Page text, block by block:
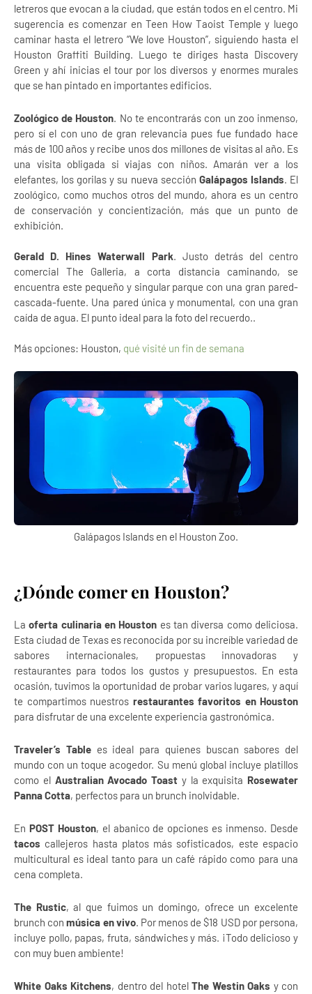
letreros que evocan a la ciudad, que están todos en el centro. Mi
sugerencia es comenzar en Teen How Taoist Temple y luego
caminar hasta el letrero “We love Houston”, siguiendo hasta el
Houston Graffiti Building. Luego te diriges hasta Discovery
Green y ahí inicias el tour por los diversos y enormes murales
que se han pintado en importantes edificios.
Zoológico de Houston. No te encontrarás con un zoo inmenso,
pero sí el con uno de gran relevancia pues fue fundado hace
más de 100 años y recibe unos dos millones de visitas al año. Es
una visita obligada si viajas con niños. Amarán ver a los
elefantes, los gorilas y su nueva sección Galápagos Islands. El
zoológico, como muchos otros del mundo, ahora es un centro
de conservación y concientización, más que un punto de
exhibición.
Gerald D. Hines Waterwall Park. Justo detrás del centro
comercial The Galleria, a corta distancia caminando, se
encuentra este pequeño y singular parque con una gran pared-
cascada-fuente. Una pared única y monumental, con una gran
caída de agua. El punto ideal para la foto del recuerdo..
Más opciones: Houston, qué visité un fin de semana
Galápagos Islands en el Houston Zoo.
¿Dónde comer en Houston?
Laoferta culinaria en Houston es tan diversa como deliciosa.
Esta ciudad de Texas es reconocida por su increíble variedad de
sabores internacionales, propuestas innovadoras y
restaurantes para todos los gustos y presupuestos. En esta
ocasión, tuvimos la oportunidad de probar varios lugares, y aquí
te compartimos nuestros restaurantes favoritos en Houston
para disfrutar de una excelente experiencia gastronómica.
Traveler’s Tablees ideal para quienes buscan sabores del
mundo con un toque acogedor. Su menú global incluye platillos
como el Australian Avocado Toast y la exquisita Rosewater
Panna Cotta, perfectos para un brunch inolvidable.
En POST Houston, el abanico de opciones es inmenso. Desde
tacos callejeros hasta platos más sofisticados, este espacio
multicultural es ideal tanto para un café rápido como para una
cena completa.
The Rustic, al que fuimos un domingo, ofrece un excelente
brunch conmúsica en vivo. Por menos de $18 USD por persona,
incluye pollo, papas, fruta, sándwiches y más. ¡Todo delicioso y
con muy buen ambiente!
White Oaks Kitchens, dentro del hotel The Westin Oaks y con